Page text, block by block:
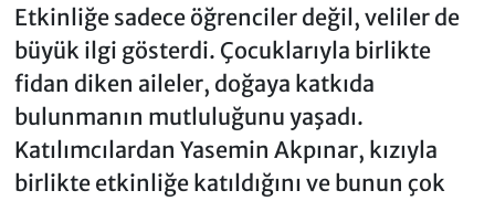
Etkinliğe sadece öğrenciler değil, veliler de
büyük ilgi gösterdi. Çocuklarıyla birlikte
fidan diken aileler, doğaya katkıda
bulunmanın mutluluğunu yaşadı.
Katılımcılardan Yasemin Akpınar, kızıyla
birlikte etkinliğe katıldığını ve bunun çok